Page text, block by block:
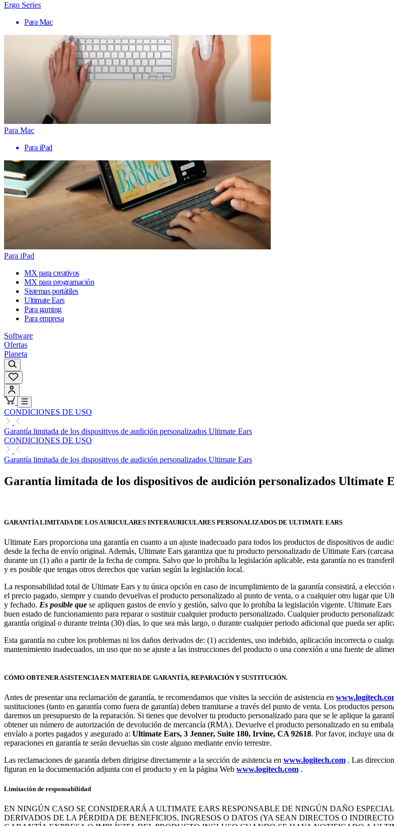
Ergo Series
Para Mac
Para Mac
Para iPad
Para iPad
MX para creativos
MX para programación
Sistemas portátiles
Ultimate Ears
Para gaming
Para empresa
Software
Ofertas
Planeta
CONDICIONES DE USO
Garantía limitada de los dispositivos de audición personalizados Ultimate Ears
CONDICIONES DE USO
Garantía limitada de los dispositivos de audición personalizados Ultimate Ears
Garantía limitada de los dispositivos de audición personalizados Ultimate
GARANTÍA LIMITADA DE LOS AURICULARES INTERAURICULARES PERSONALIZADOS DE ULTIMATE EARS
Ultimate Ears proporciona una garantía en cuanto a un ajuste inadecuado para todos los productos de dispositivos de
desde la fecha de envío original. Además, Ultimate Ears garantiza que tu producto personalizado de Ultimate Ears
durante un (1) año a partir de la fecha de compra. Salvo que lo prohíba la legislación aplicable, esta garantía no es
y es posible que tengas otros derechos que varían según la legislación local.
La responsabilidad total de Ultimate Ears y tu única opción en caso de incumplimiento de la garantía consistirá, a
el precio pagado, siempre y cuando devuelvas el producto personalizado al punto de venta, o a cualquier otro lugar que
y fechado. Es posible que se apliquen gastos de envío y gestión, salvo que lo prohíba la legislación vigente. Ultimate
buen estado de funcionamiento para reparar o sustituir cualquier producto personalizado. Cualquier producto
garantía original o durante treinta (30) días, lo que sea más largo, o durante cualquier periodo adicional que pueda ser
Esta garantía no cubre los problemas ni los daños derivados de: (1) accidentes, uso indebido, aplicación incorrecta o
mantenimiento inadecuados, un uso que no se ajuste a las instrucciones del producto o una conexión a una fuente de
CÓMO OBTENER ASISTENCIA EN MATERIA DE GARANTÍA, REPARACIÓN Y SUSTITUCIÓN.
Antes de presentar una reclamación de garantía, te recomendamos que visites la sección de asistencia en
sustituciones (tanto en garantía como fuera de garantía) deben tramitarse a través del punto de venta. Los productos
daremos un presupuesto de la reparación. Si tienes que devolver tu producto personalizado para que se le aplique la
obtener un número de autorización de devolución de mercancía (RMA). Devuelve el producto personalizado en su
envíalo a portes pagados y asegurado a: Ultimate Ears, 3 Jenner, Suite 180, Irvine, CA 92618. Por favor, incluye una
reparaciones en garantía te serán devueltas sin coste alguno mediante envío terrestre.
Las reclamaciones de garantía deben dirigirse directamente a la sección de asistencia en www.logitech.com . Las
figuran en la documentación adjunta con el producto y en la página Web www.logitech.com .
Limitación de responsabilidad
EN NINGÚN CASO SE CONSIDERARÁ A ULTIMATE EARS RESPONSABLE DE NINGÚN DAÑO
DERIVADOS DE LA PÉRDIDA DE BENEFICIOS, INGRESOS O DATOS (YA SEAN DIRECTOS O